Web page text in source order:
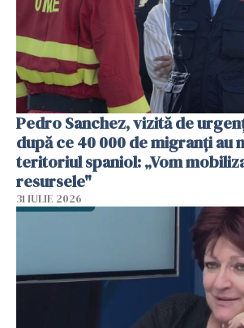
Pedro Sanchez, vizită de
după ce 40 000 de migranți au
teritoriul spaniol: „Vom
resursele"
31 IULIE 2026